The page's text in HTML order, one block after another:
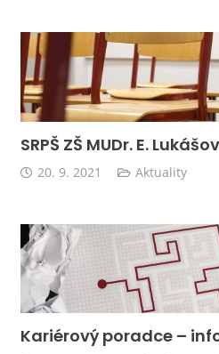
SRPŠ ZŠ MUDr. E.
20. 9. 2021 Aktuality
Kariérový poradce –